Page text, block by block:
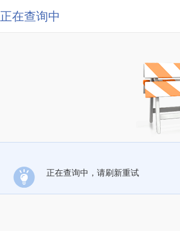
正在查询中
正在查询中，请刷新重试